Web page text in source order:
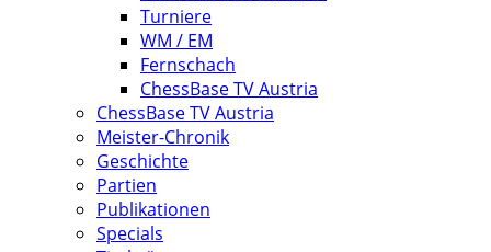
Turniere
WM / EM
Fernschach
ChessBase TV Austria
ChessBase TV Austria
Meister-Chronik
Geschichte
Partien
Publikationen
Specials